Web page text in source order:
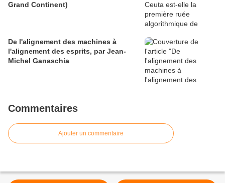
Grand Continent)
De l'alignement des machines à
l'alignement des esprits, par Jean-
Michel Ganaschia
Commentaires
Ajouter un commentaire